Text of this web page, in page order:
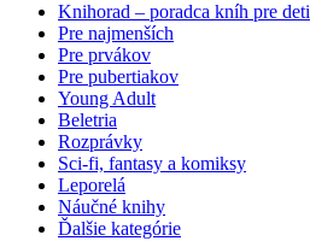
Knihorad – poradca kníh pre deti
Pre najmenších
Pre prvákov
Pre pubertiakov
Young Adult
Beletria
Rozprávky
Sci-fi, fantasy a komiksy
Leporelá
Náučné knihy
Ďalšie kategórie